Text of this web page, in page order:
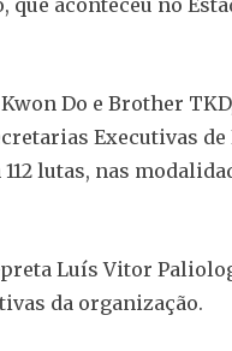
que aconteceu no
Do e Brother
Executivas de
lutas, nas
Luís Vitor
da organização.